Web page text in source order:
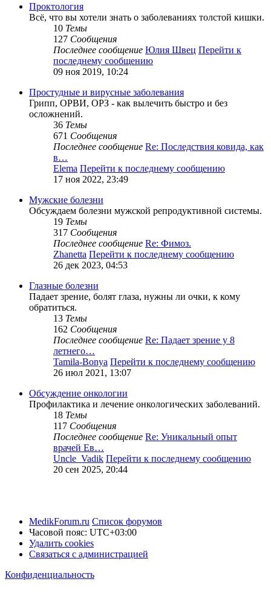
Проктология
Всё, что вы хотели знать о заболеваниях толстой кишки.
10 Темы
127 Сообщения
Последнее сообщение Юлия Швец Перейти к
последнему сообщению
09 ноя 2019, 10:24
Простудные и вирусные заболевания
Грипп, ОРВИ, ОРЗ - как вылечить быстро и без
осложнений.
36 Темы
671 Сообщения
Последнее сообщение Re: Последствия ковида, как
в…
Elema Перейти к последнему сообщению
17 ноя 2022, 23:49
Мужские болезни
Обсуждаем болезни мужской репродуктивной системы.
19 Темы
317 Сообщения
Последнее сообщение Re: Фимоз.
Zhanetta Перейти к последнему сообщению
26 дек 2023, 04:53
Глазные болезни
Падает зрение, болят глаза, нужны ли очки, к кому
обратиться.
13 Темы
162 Сообщения
Последнее сообщение Re: Падает зрение у 8
летнего…
Tamila-Bonya Перейти к последнему сообщению
26 июл 2021, 13:07
Обсуждение онкологии
Профилактика и лечение онкологических заболеваний.
18 Темы
117 Сообщения
Последнее сообщение Re: Уникальный опыт
врачей Ев…
Uncle_Vadik Перейти к последнему сообщению
20 сен 2025, 20:44
MedikForum.ru Список форумов
Часовой пояс: UTC+03:00
Удалить cookies
Связаться с администрацией
Конфиденциальность